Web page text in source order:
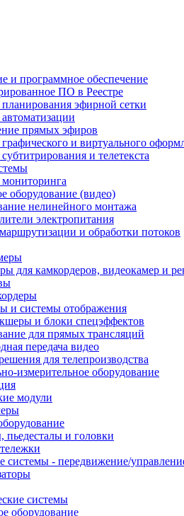
и программное обеспечение
ПО в Реестре
эфирной сетки
прямых эфиров
и виртуального
и телетекста
оборудование (видео)
нелинейного монтажа
электропитания
и обработки потоков
для камкордеров, видеокамер и
и системы отображения
и блоки спецэффектов
для прямых трансляций
передача видео
для телепроизводства
измерительное оборудование
модули
и головки
системы - передвижение/
системы
оборудование